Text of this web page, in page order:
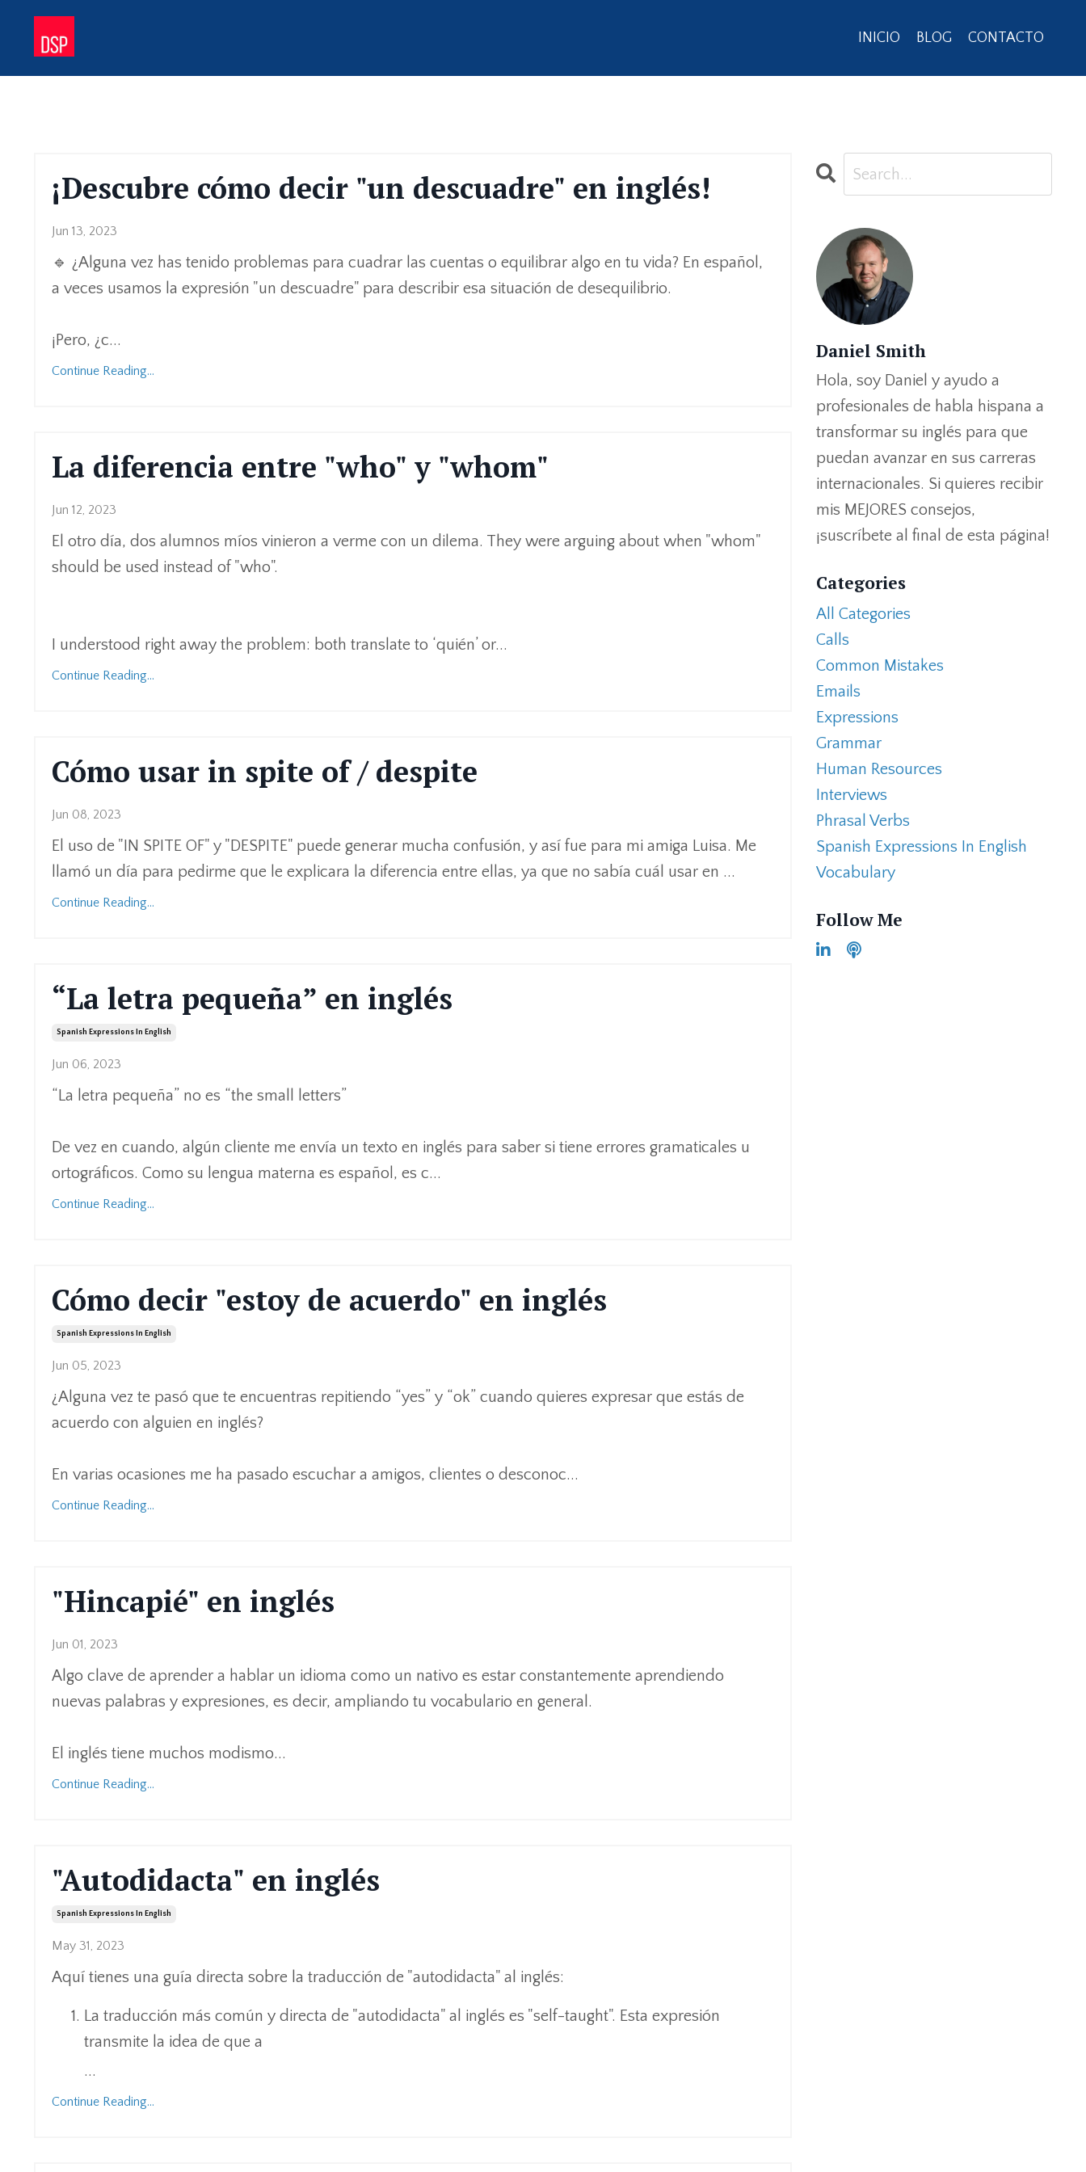
INICIO BLOG CONTACTO
¡Descubre cómo decir "un descuadre" en inglés!
Jun 13, 2023
🔹 ¿Alguna vez has tenido problemas para cuadrar las cuentas o equilibrar algo en tu vida? En español,
a veces usamos la expresión "un descuadre" para describir esa situación de desequilibrio.
¡Pero, ¿c...
Continue Reading...
La diferencia entre "who" y "whom"
Jun 12, 2023
El otro día, dos alumnos míos vinieron a verme con un dilema. They were arguing about when "whom"
should be used instead of "who".
I understood right away the problem: both translate to ‘quién’ or...
Continue Reading...
Cómo usar in spite of / despite
Jun 08, 2023
El uso de "IN SPITE OF" y "DESPITE" puede generar mucha confusión, y así fue para mi amiga Luisa. Me
llamó un día para pedirme que le explicara la diferencia entre ellas, ya que no sabía cuál usar en ...
Continue Reading...
“La letra pequeña” en inglés
Spanish Expressions In English
Jun 06, 2023
“La letra pequeña” no es “the small letters”
De vez en cuando, algún cliente me envía un texto en inglés para saber si tiene errores gramaticales u
ortográficos. Como su lengua materna es español, es c...
Continue Reading...
Cómo decir "estoy de acuerdo" en inglés
Spanish Expressions In English
Jun 05, 2023
¿Alguna vez te pasó que te encuentras repitiendo “yes” y “ok” cuando quieres expresar que estás de
acuerdo con alguien en inglés?
En varias ocasiones me ha pasado escuchar a amigos, clientes o desconoc...
Continue Reading...
"Hincapié" en inglés
Jun 01, 2023
Algo clave de aprender a hablar un idioma como un nativo es estar constantemente aprendiendo
nuevas palabras y expresiones, es decir, ampliando tu vocabulario en general.
El inglés tiene muchos modismo...
Continue Reading...
"Autodidacta" en inglés
Spanish Expressions In English
May 31, 2023
Aquí tienes una guía directa sobre la traducción de "autodidacta" al inglés:
La traducción más común y directa de "autodidacta" al inglés es "self-taught". Esta expresión
transmite la idea de que a
...
Continue Reading...
Daniel Smith
Hola, soy Daniel y ayudo a
profesionales de habla hispana a
transformar su inglés para que
puedan avanzar en sus carreras
internacionales. Si quieres recibir
mis MEJORES consejos,
¡suscríbete al final de esta página!
Categories
All Categories
Calls
Common Mistakes
Emails
Expressions
Grammar
Human Resources
Interviews
Phrasal Verbs
Spanish Expressions In English
Vocabulary
Follow Me